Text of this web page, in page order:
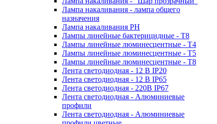
Лампа накаливания - лампа общего
назначения
Лампа накаливания РН
Лампы линейные бактерицидные - Т8
Лампы линейные люминесцентные - Т4
Лампы линейные люминесцентные - Т5
Лампы линейные люминесцентные - Т8
Лента светодиодная - 12 В IP20
Лента светодиодная - 12 В IP65
Лента светодиодная - 220В IP67
Лента светодиодная - Алюминиевые
профили
Лента светодиодная - Алюминиевые